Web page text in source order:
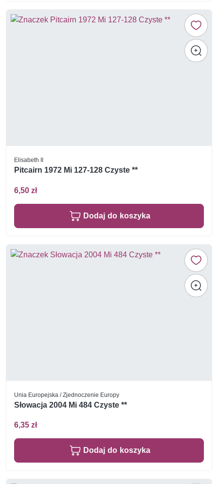
Elisabeth II
Pitcairn 1972 Mi 127-128 Czyste **
6,50 zł
Dodaj do koszyka
Unia Europejska / Zjednoczenie Europy
Słowacja 2004 Mi 484 Czyste **
6,35 zł
Dodaj do koszyka